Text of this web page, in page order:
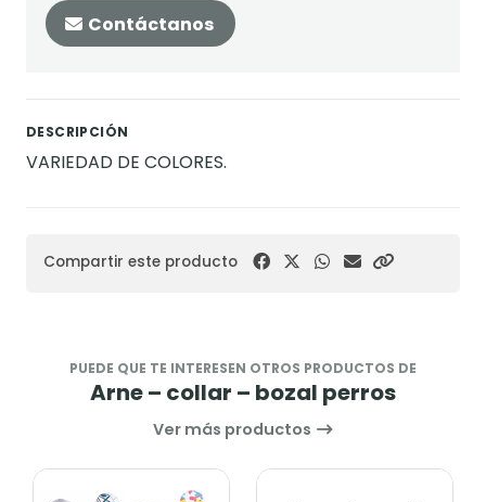
Contáctanos
DESCRIPCIÓN
VARIEDAD DE COLORES.
Compartir este producto
PUEDE QUE TE INTERESEN OTROS PRODUCTOS DE
Arne – collar – bozal perros
Ver más productos